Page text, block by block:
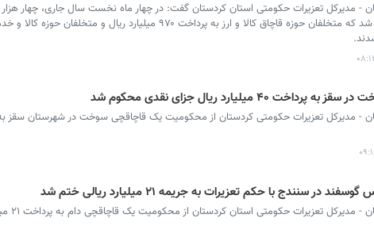
۴۰ میلیارد ریال جزای نقدی محکوم شد
تعزیرات حکومتی استان کردستان از محکومیت یک قاچاقچی دام به پرداخت ۲۱ میلیارد ریال جزای نقدی خبر داد.